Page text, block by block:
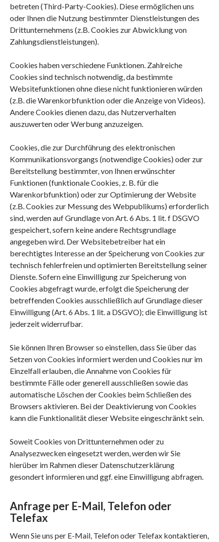
betreten (Third-Party-Cookies). Diese ermöglichen uns
oder Ihnen die Nutzung bestimmter Dienstleistungen des
Drittunternehmens (z.B. Cookies zur Abwicklung von
Zahlungsdienstleistungen).
Cookies haben verschiedene Funktionen. Zahlreiche
Cookies sind technisch notwendig, da bestimmte
Websitefunktionen ohne diese nicht funktionieren würden
(z.B. die Warenkorbfunktion oder die Anzeige von Videos).
Andere Cookies dienen dazu, das Nutzerverhalten
auszuwerten oder Werbung anzuzeigen.
Cookies, die zur Durchführung des elektronischen
Kommunikationsvorgangs (notwendige Cookies) oder zur
Bereitstellung bestimmter, von Ihnen erwünschter
Funktionen (funktionale Cookies, z. B. für die
Warenkorbfunktion) oder zur Optimierung der Website
(z.B. Cookies zur Messung des Webpublikums) erforderlich
sind, werden auf Grundlage von Art. 6 Abs. 1 lit. f DSGVO
gespeichert, sofern keine andere Rechtsgrundlage
angegeben wird. Der Websitebetreiber hat ein
berechtigtes Interesse an der Speicherung von Cookies zur
technisch fehlerfreien und optimierten Bereitstellung seiner
Dienste. Sofern eine Einwilligung zur Speicherung von
Cookies abgefragt wurde, erfolgt die Speicherung der
betreffenden Cookies ausschließlich auf Grundlage dieser
Einwilligung (Art. 6 Abs. 1 lit. a DSGVO); die Einwilligung ist
jederzeit widerrufbar.
Sie können Ihren Browser so einstellen, dass Sie über das
Setzen von Cookies informiert werden und Cookies nur im
Einzelfall erlauben, die Annahme von Cookies für
bestimmte Fälle oder generell ausschließen sowie das
automatische Löschen der Cookies beim Schließen des
Browsers aktivieren. Bei der Deaktivierung von Cookies
kann die Funktionalität dieser Website eingeschränkt sein.
Soweit Cookies von Drittunternehmen oder zu
Analysezwecken eingesetzt werden, werden wir Sie
hierüber im Rahmen dieser Datenschutzerklärung
gesondert informieren und ggf. eine Einwilligung abfragen.
Anfrage per E-Mail, Telefon oder
Telefax
Wenn Sie uns per E-Mail, Telefon oder Telefax kontaktieren,